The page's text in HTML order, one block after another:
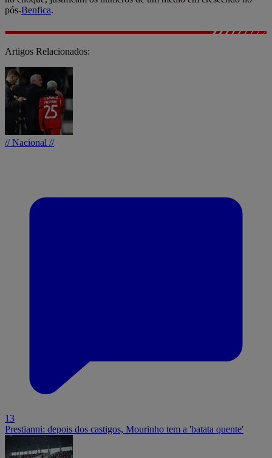
pós-Benfica.
Artigos Relacionados:
// Nacional //
13
Prestianni: depois dos castigos, Mourinho tem a 'batata quente'